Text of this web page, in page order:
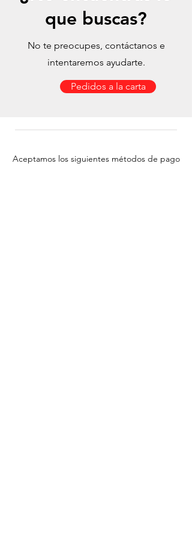
que buscas?
No te preocupes, contáctanos e
intentaremos ayudarte.
Pedidos a la carta
Aceptamos los siguientes métodos de pago